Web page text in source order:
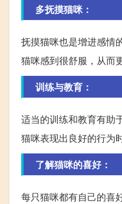
多抚摸猫咪：
抚摸猫咪也是增进感情
猫咪感到很舒服，从而
训练与教育：
适当的训练和教育有助
猫咪表现出良好的行为
了解猫咪的喜好：
每只猫咪都有自己的喜